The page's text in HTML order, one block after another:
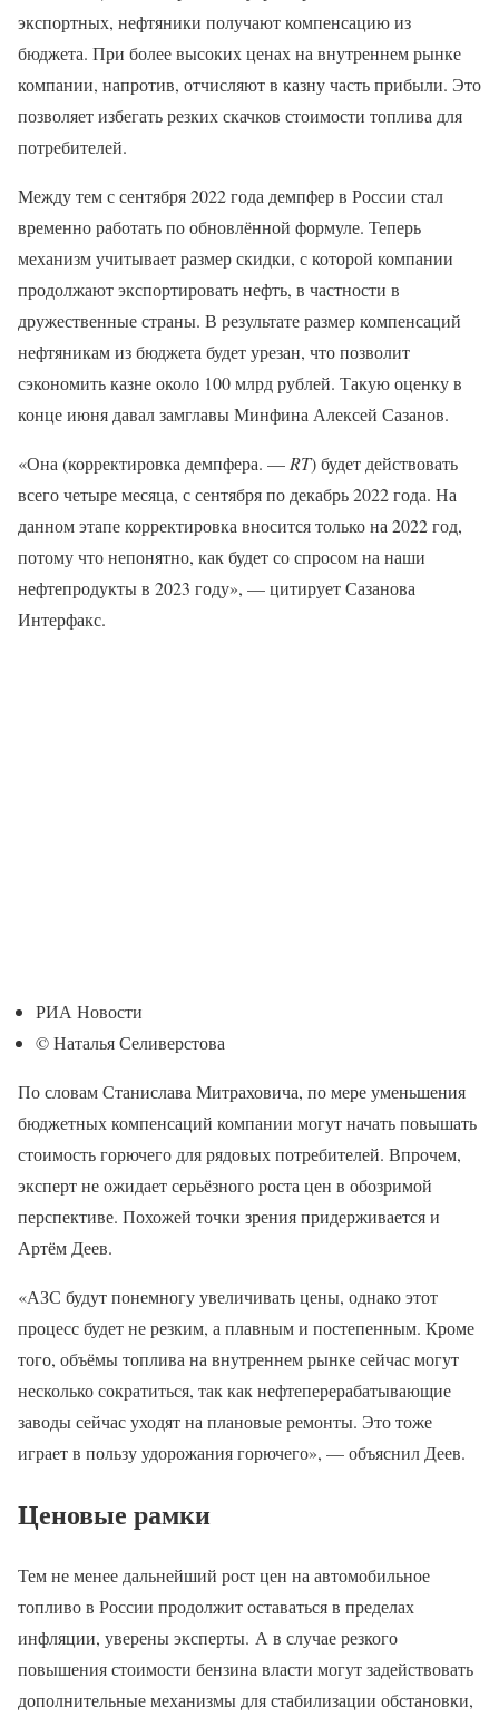
экспортных, нефтяники получают компенсацию из
бюджета. При более высоких ценах на внутреннем рынке
компании, напротив, отчисляют в казну часть прибыли. Это
позволяет избегать резких скачков стоимости топлива для
потребителей.
Между тем с сентября 2022 года демпфер в России стал
временно работать по обновлённой формуле. Теперь
механизм учитывает размер скидки, с которой компании
продолжают экспортировать нефть, в частности в
дружественные страны. В результате размер компенсаций
нефтяникам из бюджета будет урезан, что позволит
сэкономить казне около 100 млрд рублей. Такую оценку в
конце июня давал замглавы Минфина Алексей Сазанов.
«Она (корректировка демпфера. — RT) будет действовать
всего четыре месяца, с сентября по декабрь 2022 года. На
данном этапе корректировка вносится только на 2022 год,
потому что непонятно, как будет со спросом на наши
нефтепродукты в 2023 году», — цитирует Сазанова
Интерфакс.
РИА Новости
© Наталья Селиверстова
По словам Станислава Митраховича, по мере уменьшения
бюджетных компенсаций компании могут начать повышать
стоимость горючего для рядовых потребителей. Впрочем,
эксперт не ожидает серьёзного роста цен в обозримой
перспективе. Похожей точки зрения придерживается и
Артём Деев.
«АЗС будут понемногу увеличивать цены, однако этот
процесс будет не резким, а плавным и постепенным. Кроме
того, объёмы топлива на внутреннем рынке сейчас могут
несколько сократиться, так как нефтеперерабатывающие
заводы сейчас уходят на плановые ремонты. Это тоже
играет в пользу удорожания горючего», — объяснил Деев.
Ценовые рамки
Тем не менее дальнейший рост цен на автомобильное
топливо в России продолжит оставаться в пределах
инфляции, уверены эксперты. А в случае резкого
повышения стоимости бензина власти могут задействовать
дополнительные механизмы для стабилизации обстановки,